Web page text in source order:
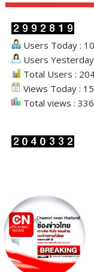
Users Today :
Users
Total Users :
Views Today :
Total views :